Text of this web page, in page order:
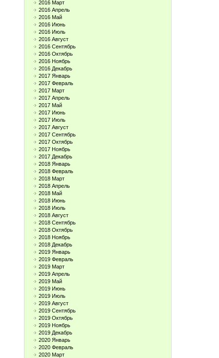
2016 Март
2016 Апрель
2016 Май
2016 Июнь
2016 Июль
2016 Август
2016 Сентябрь
2016 Октябрь
2016 Ноябрь
2016 Декабрь
2017 Январь
2017 Февраль
2017 Март
2017 Апрель
2017 Май
2017 Июнь
2017 Июль
2017 Август
2017 Сентябрь
2017 Октябрь
2017 Ноябрь
2017 Декабрь
2018 Январь
2018 Февраль
2018 Март
2018 Апрель
2018 Май
2018 Июнь
2018 Июль
2018 Август
2018 Сентябрь
2018 Октябрь
2018 Ноябрь
2018 Декабрь
2019 Январь
2019 Февраль
2019 Март
2019 Апрель
2019 Май
2019 Июнь
2019 Июль
2019 Август
2019 Сентябрь
2019 Октябрь
2019 Ноябрь
2019 Декабрь
2020 Январь
2020 Февраль
2020 Март